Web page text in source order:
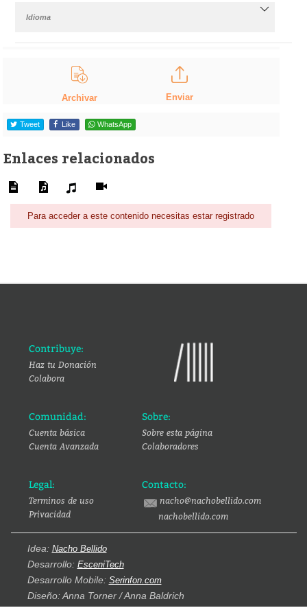
Idioma
Archivar Enviar
Tweet Like WhatsApp
Enlaces relacionados
Para acceder a este contenido necesitas estar registrado
Contribuye:
Haz tu Donación
Colabora
Comunidad:
Cuenta básica
Cuenta Avanzada
Sobre:
Sobre esta página
Colaboradores
Legal:
Terminos de uso
Privacidad
Contacto:
nacho@nachobellido.com
nachobellido.com
Idea: Nacho Bellido
Desarrollo: EsceniTech
Desarrollo Mobile: Serinfon.com
Diseño: Anna Torner / Anna Baldrich